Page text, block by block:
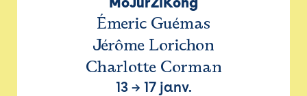
Émeric Guémas
Jérôme Lorichon
Charlotte Corman
13→ 17 janv.